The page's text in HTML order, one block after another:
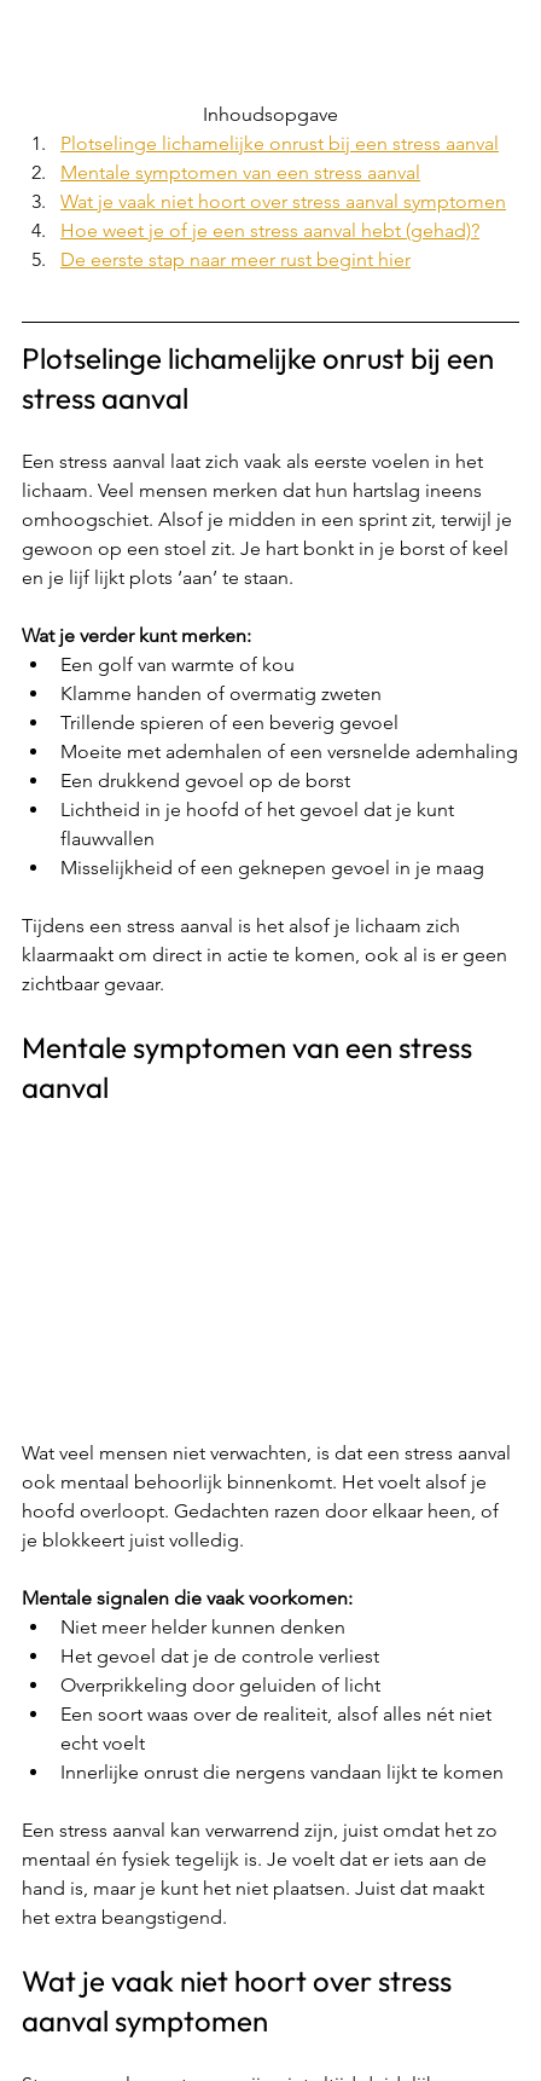
Inhoudsopgave
Plotselinge lichamelijke onrust bij een stress aanval
Mentale symptomen van een stress aanval
Wat je vaak niet hoort over stress aanval symptomen
Hoe weet je of je een stress aanval hebt (gehad)?
De eerste stap naar meer rust begint hier
Plotselinge lichamelijke onrust bij een
stress aanval
Een stress aanval laat zich vaak als eerste voelen in het
lichaam. Veel mensen merken dat hun hartslag ineens
omhoogschiet. Alsof je midden in een sprint zit, terwijl je
gewoon op een stoel zit. Je hart bonkt in je borst of keel
en je lijf lijkt plots ‘aan’ te staan.
Wat je verder kunt merken:
Een golf van warmte of kou
Klamme handen of overmatig zweten
Trillende spieren of een beverig gevoel
Moeite met ademhalen of een versnelde ademhaling
Een drukkend gevoel op de borst
Lichtheid in je hoofd of het gevoel dat je kunt
flauwvallen
Misselijkheid of een geknepen gevoel in je maag
Tijdens een stress aanval is het alsof je lichaam zich
klaarmaakt om direct in actie te komen, ook al is er geen
zichtbaar gevaar.
Mentale symptomen van een stress
aanval
Wat veel mensen niet verwachten, is dat een stress aanval
ook mentaal behoorlijk binnenkomt. Het voelt alsof je
hoofd overloopt. Gedachten razen door elkaar heen, of
je blokkeert juist volledig.
Mentale signalen die vaak voorkomen:
Niet meer helder kunnen denken
Het gevoel dat je de controle verliest
Overprikkeling door geluiden of licht
Een soort waas over de realiteit, alsof alles nét niet
echt voelt
Innerlijke onrust die nergens vandaan lijkt te komen
Een stress aanval kan verwarrend zijn, juist omdat het zo
mentaal én fysiek tegelijk is. Je voelt dat er iets aan de
hand is, maar je kunt het niet plaatsen. Juist dat maakt
het extra beangstigend.
Wat je vaak niet hoort over stress
aanval symptomen